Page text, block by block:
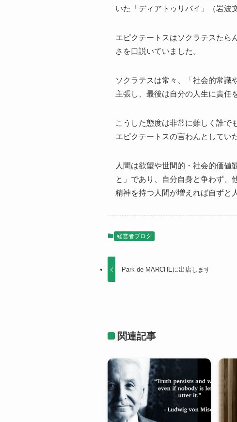
いた「ディアトゥリバイ」（岩波
エピクテートスはソクラテスたら
さを口説いていました。
ソクラテスは常々、「社会的常識
主張し、最後は自分の人生に責任
こうした態度は非常に難しく誰で
エピクテートスの言わんとしてい
人間は欲望や世間的・社会的価値
と」であり、自分自身と争わず、
精神を持つ人間が増えれば自ずと
経営者ブログ
Park de MARCHEに出店します
関連記事